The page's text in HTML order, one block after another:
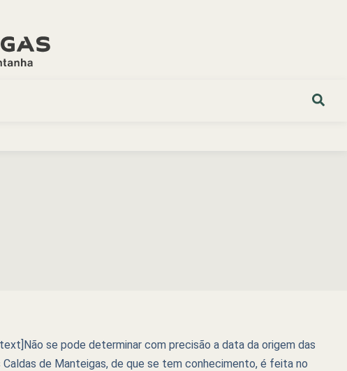
se pode determinar com precisão a data da origem das
de Manteigas, de que se tem conhecimento, é feita no